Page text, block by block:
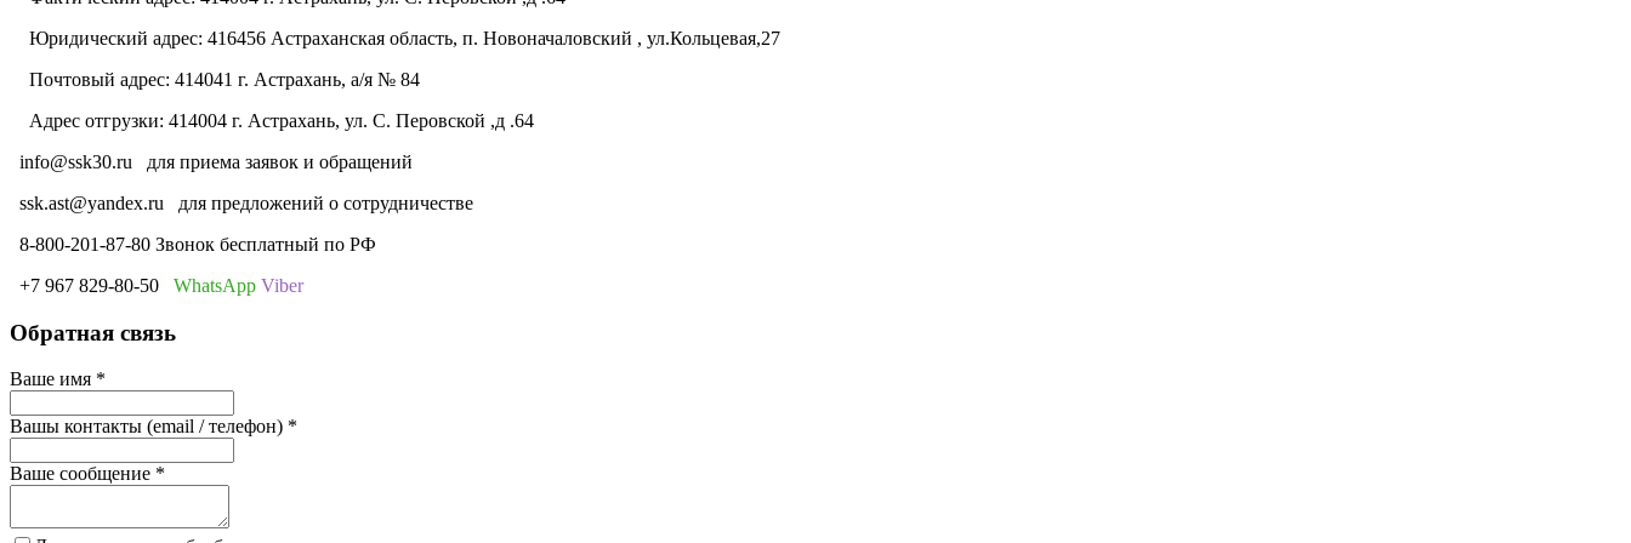
Юридический адрес: 416456 Астраханская область, п. Новоначаловский , ул.Кольцевая,27
Почтовый адрес: 414041 г. Астрахань, а/я № 84
Адрес отгрузки: 414004 г. Астрахань, ул. С. Перовской ,д .64
info@ssk30.ru для приема заявок и обращений
ssk.ast@yandex.ru для предложений о сотрудничестве
8-800-201-87-80 Звонок бесплатный по РФ
+7 967 829-80-50
WhatsApp Viber
Обратная связь
Ваше имя *
Вашы контакты (email / телефон) *
Ваше сообщение *